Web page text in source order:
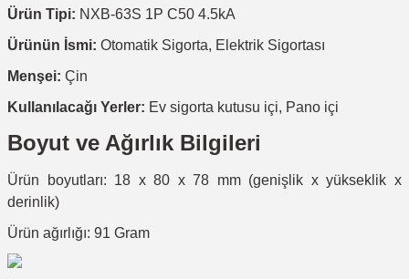
Ürün Tipi: NXB-63S 1P C50 4.5kA
Ürünün İsmi: Otomatik Sigorta, Elektrik Sigortası
Menşei: Çin
Kullanılacağı Yerler: Ev sigorta kutusu içi, Pano içi
Boyut ve Ağırlık Bilgileri
Ürün boyutları: 18 x 80 x 78 mm (genişlik x yükseklik x
derinlik)
Ürün ağırlığı: 91 Gram